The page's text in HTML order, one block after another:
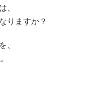
、
りますか？
、